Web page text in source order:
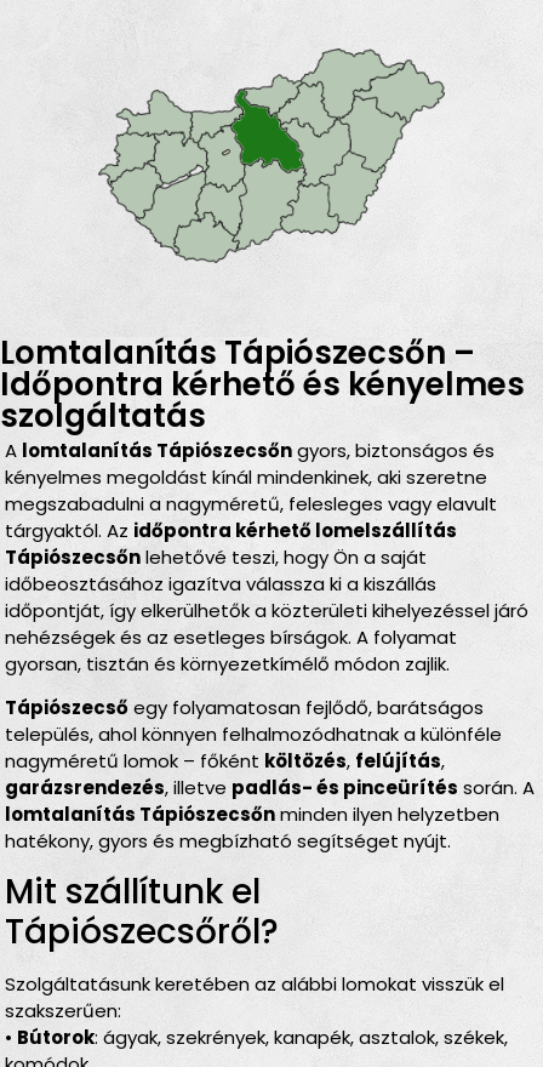
Lomtalanítás Tápiószecsőn –
Időpontra kérhető és kényelmes
szolgáltatás
A lomtalanítás Tápiószecsőngyors, biztonságos és
kényelmes megoldást kínál mindenkinek, aki szeretne
megszabadulni a nagyméretű, felesleges vagy elavult
tárgyaktól. Az időpontra kérhető lomelszállítás
Tápiószecsőnlehetővé teszi, hogy Ön a saját
időbeosztásához igazítva válassza ki a kiszállás
időpontját, így elkerülhetők a közterületi kihelyezéssel járó
nehézségek és az esetleges bírságok. A folyamat
gyorsan, tisztán és környezetkímélő módon zajlik.
Tápiószecső egy folyamatosan fejlődő, barátságos
település, ahol könnyen felhalmozódhatnak a különféle
nagyméretű lomok – főként költözés, felújítás,
garázsrendezés, illetve padlás- és pinceürítés során. A
lomtalanítás Tápiószecsőnminden ilyen helyzetben
hatékony, gyors és megbízható segítséget nyújt.
Mit szállítunk el
Tápiószecsőről?
Szolgáltatásunk keretében az alábbi lomokat visszük el
szakszerűen:
• Bútorok: ágyak, szekrények, kanapék, asztalok, székek,